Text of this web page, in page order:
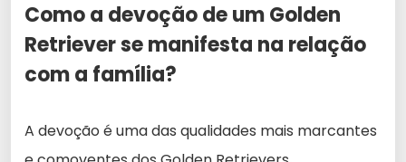
Como a devoção de um Golden
Retriever se manifesta na relação
com a família?
A devoção é uma das qualidades mais marcantes